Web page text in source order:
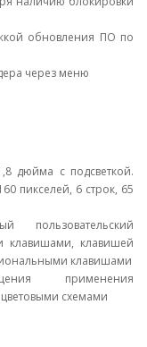
обновления ПО по
через меню
дюйма с подсветкой.
пикселей, 6 строк, 65
пользовательский
клавишами, клавишей
клавишами
применения
схемами